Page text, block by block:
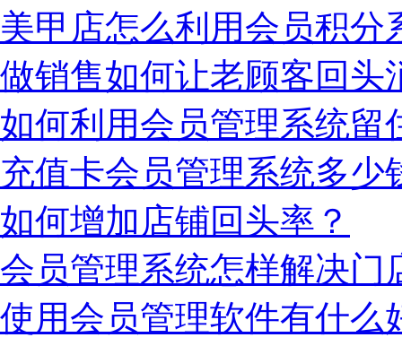
美甲店怎么利用会员积分
做销售如何让老顾客回头
如何利用会员管理系统留
充值卡会员管理系统多少
如何增加店铺回头率？
会员管理系统怎样解决门
使用会员管理软件有什么